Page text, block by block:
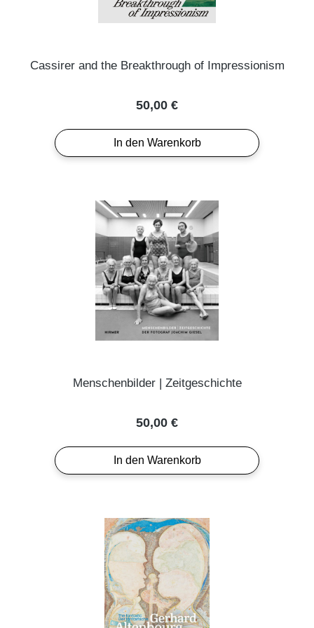
Cassirer and the Breakthrough of Impressionism
Regulärer Preis:
50,00 €
In den Warenkorb
Menschenbilder | Zeitgeschichte
Regulärer Preis:
50,00 €
In den Warenkorb